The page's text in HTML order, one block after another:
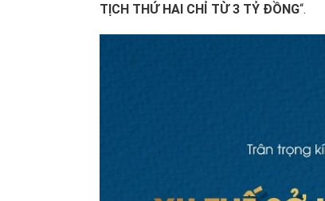
TỊCH THỨ HAI CHỈ TỪ 3 TỶ ĐỒNG“.